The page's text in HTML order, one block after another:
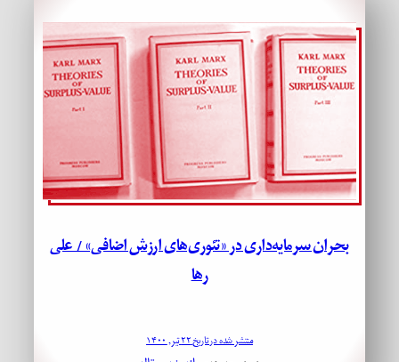
بحران سرمایه‌داری در «تئوری‌های ارزش اضافی» / علی
رها
منتشر شده در تاریخ ۲۲ تیر, ۱۴۰۰